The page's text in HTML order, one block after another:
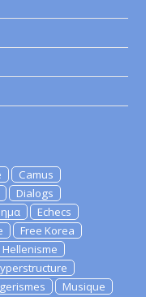
Camus
Dialogs
Echecs
Free Korea
Hellenisme
Musique